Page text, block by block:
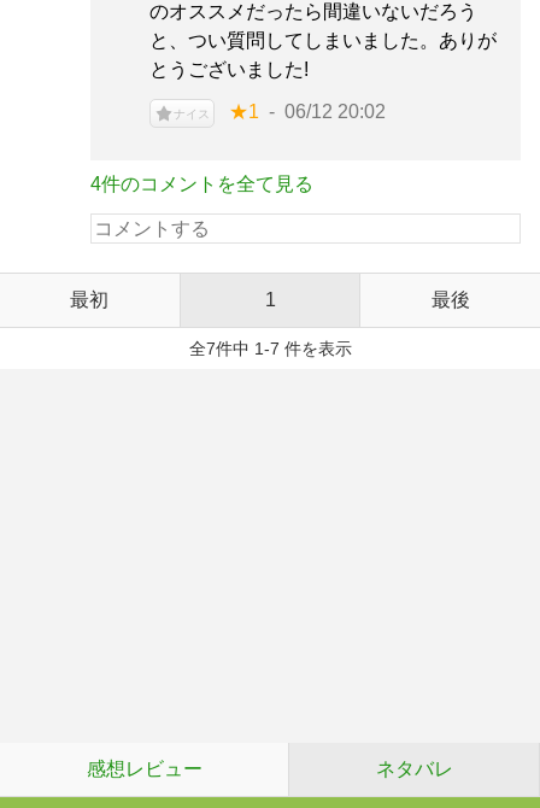
のオススメだったら間違いないだろう
と、つい質問してしまいました。ありが
とうございました!
ナイス ★1 06/12 20:02
4件のコメントを全て見る
最初 1 最後
全7件中 1-7 件を表示
感想レビュー ネタバレ